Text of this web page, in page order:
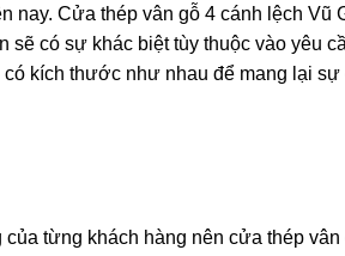
Cửa thép vân gỗ 4 cánh lệch Vũ
có sự khác biệt tùy thuộc vào yêu
kích thước như nhau để mang lại sự
từng khách hàng nên cửa thép vân